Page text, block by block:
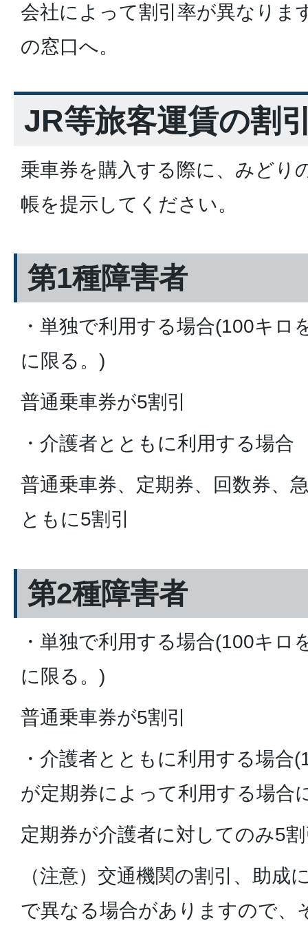
会社によって割引率が異なりま
の窓口へ。
JR等旅客運賃の割
乗車券を購入する際に、みどり
帳を提示してください。
第1種障害者
・単独で利用する場合(100キロ
に限る。)
普通乗車券が5割引
・介護者とともに利用する場合
普通乗車券、定期券、回数券、
ともに5割引
第2種障害者
・単独で利用する場合(100キロ
に限る。)
普通乗車券が5割引
・介護者とともに利用する場合
が定期券によって利用する場合
定期券が介護者に対してのみ5
（注意）交通機関の割引、助成
で異なる場合がありますので、